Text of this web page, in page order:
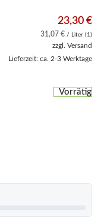
23,30 €
31,07 € / Liter (1)
zzgl. Versand
Lieferzeit: ca. 2-3 Werktage
Vorrätig